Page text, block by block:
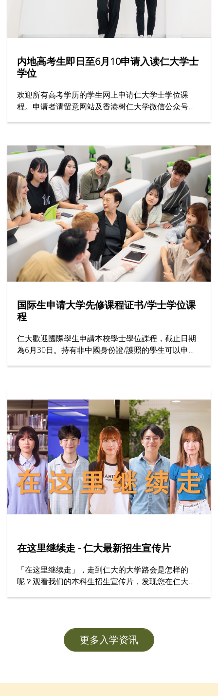
内地高考生即日至6月10申请入读仁大学士
学位
欢迎所有高考学历的学生网上申请仁大学士学位课
程。申请者请留意网站及香港树仁大学微信公众号上
国际生申请大学先修课程证书/学士学位课
程
仁大歡迎國際學生申請本校學士學位課程，截止日期
為6月30日。持有非中國身份證/護照的學生可以申請
在这里继续走 - 仁大最新招生宣传片
「在这里继续走」，走到仁大的大学路会是怎样的
呢？观看我们的本科生招生宣传片，发现您在仁大学
更多入学资讯